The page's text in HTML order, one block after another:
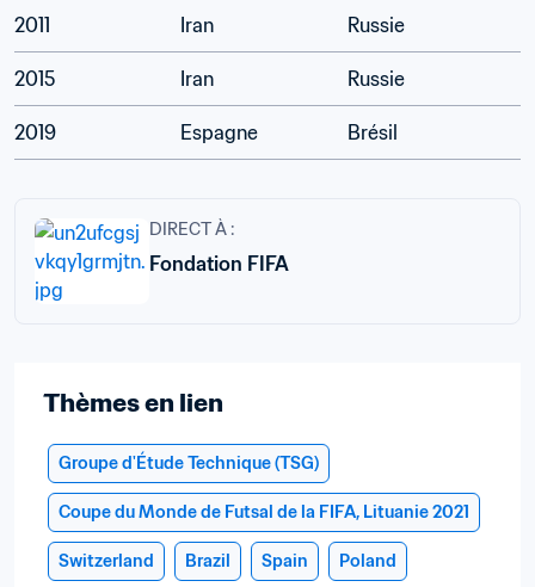
2011 Iran Russie
2015 Iran Russie
2019 Espagne Brésil
DIRECT À :
Fondation FIFA
Thèmes en lien
Groupe d'Étude Technique (TSG)
Coupe du Monde de Futsal de la FIFA, Lituanie 2021
Switzerland Brazil Spain Poland